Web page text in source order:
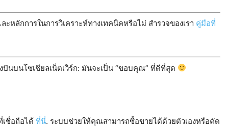
หลักการในการวิเคราะห์ทางเทคนิคหรือไม่ สำรวจของเรา คู่มือที่
บนโซเชียลเน็ตเวิร์ก: มันจะเป็น “ขอบคุณ” ที่ดีที่สุด
เชื่อถือได้ ที่นี่. ระบบช่วยให้คุณสามารถซื้อขายได้ด้วยตัวเองหรือคัด